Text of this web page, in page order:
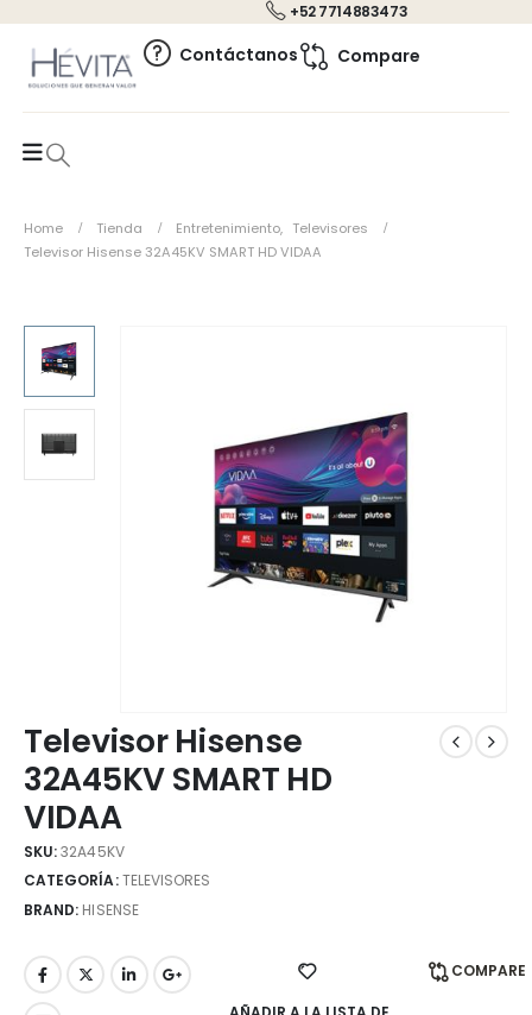
+52 7714883473
Contáctanos Compare
Home Tienda Entretenimiento, Televisores
Televisor Hisense 32A45KV SMART HD VIDAA
Televisor Hisense
32A45KV SMART HD
VIDAA
SKU:32A45KV
CATEGORÍA:TELEVISORES
BRAND: HISENSE
COMPARE